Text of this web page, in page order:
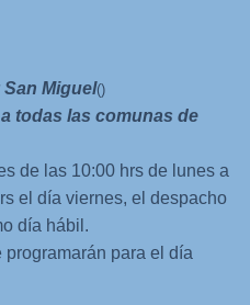
Miguel()
todas las comunas de
de las 10:00 hrs de lunes a
el día viernes, el despacho
día hábil.
para el día